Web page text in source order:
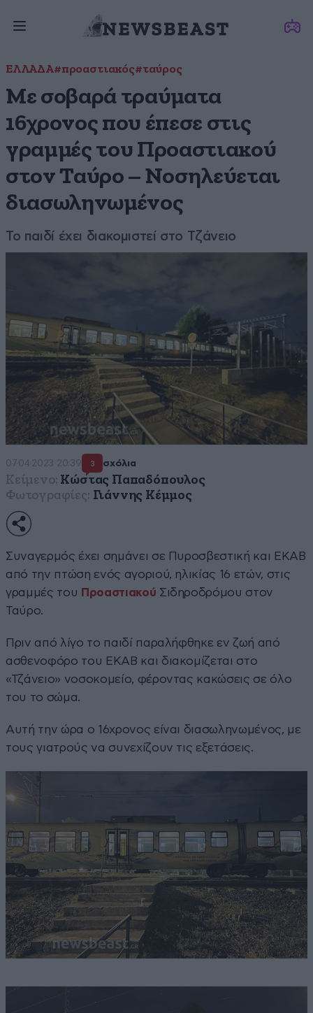
ΕΛΛΑΔΑ#προαστιακός#ταύρος
Με σοβαρά τραύματα
16χρονος που έπεσε στις
γραμμές του Προαστιακού
στον Ταύρο – Νοσηλεύεται
διασωληνωμένος
Το παιδί έχει διακομιστεί στο Τζάνειο
07·04·2023 20:39 3 σχόλια
Κείμενο: Κώστας Παπαδόπουλος
Φωτογραφίες: Γιάννης Κέμμος
Συναγερμός έχει σημάνει σε Πυροσβεστική και ΕΚΑΒ
από την πτώση ενός αγοριού, ηλικίας 16 ετών, στις
γραμμές του Προαστιακού Σιδηροδρόμου στον
Ταύρο.
Πριν από λίγο το παιδί παραλήφθηκε εν ζωή από
ασθενοφόρο του ΕΚΑΒ και διακομίζεται στο
«Τζάνειο» νοσοκομείο, φέροντας κακώσεις σε όλο
του το σώμα.
Αυτή την ώρα ο 16χρονος είναι διασωληνωμένος, με
τους γιατρούς να συνεχίζουν τις εξετάσεις.